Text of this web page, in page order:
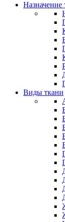
Назначение
Виды ткани